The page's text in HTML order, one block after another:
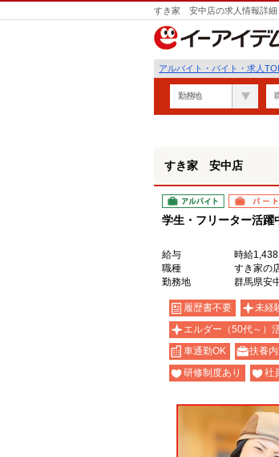
すき家 安中店の求人情報詳細
アルバイト・バイト・求人
勤務地
すき家 安中店
アルバイト パート
学生・フリーター活
給与
時給1,438
職種
すき家の
勤務地
群馬県安
履歴書不要 未経
エルダー（50代～）
車通勤OK
扶養
研修制度あり
社